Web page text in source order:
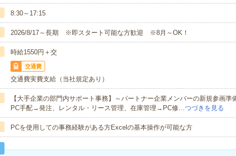
8:30～17:15
2026/8/17～長期 ※即スタート可能な方歓迎 ※8月～OK！
時給1550円＋交
交通費
交通費実費支給（当社規定あり）
【大手企業の部門内サポート事務】～パートナー企業メンバーの新規参画準
PC手配→発注、レンタル・リース管理、在庫管理→PC修…つづきを見る
PCを使用しての事務経験がある方Excelの基本操作が可能な方